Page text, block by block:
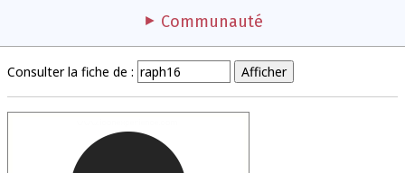
Communauté
Consulter la fiche de :